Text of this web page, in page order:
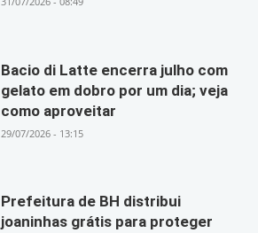
Bacio di Latte encerra julho com
gelato em dobro por um dia; veja
como aproveitar
29/07/2026 - 13:15
Prefeitura de BH distribui
joaninhas grátis para proteger